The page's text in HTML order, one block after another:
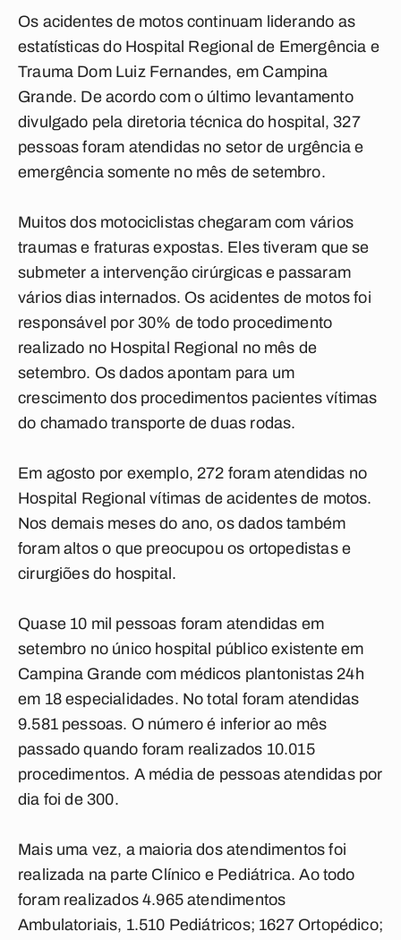
Os acidentes de motos continuam liderando as
estatísticas do Hospital Regional de Emergência e
Trauma Dom Luiz Fernandes, em Campina
Grande. De acordo com o último levantamento
divulgado pela diretoria técnica do hospital, 327
pessoas foram atendidas no setor de urgência e
emergência somente no mês de setembro.
Muitos dos motociclistas chegaram com vários
traumas e fraturas expostas. Eles tiveram que se
submeter a intervenção cirúrgicas e passaram
vários dias internados. Os acidentes de motos foi
responsável por 30% de todo procedimento
realizado no Hospital Regional no mês de
setembro. Os dados apontam para um
crescimento dos procedimentos pacientes vítimas
do chamado transporte de duas rodas.
Em agosto por exemplo, 272 foram atendidas no
Hospital Regional vítimas de acidentes de motos.
Nos demais meses do ano, os dados também
foram altos o que preocupou os ortopedistas e
cirurgiões do hospital.
Quase 10 mil pessoas foram atendidas em
setembro no único hospital público existente em
Campina Grande com médicos plantonistas 24h
em 18 especialidades. No total foram atendidas
9.581 pessoas. O número é inferior ao mês
passado quando foram realizados 10.015
procedimentos. A média de pessoas atendidas por
dia foi de 300.
Mais uma vez, a maioria dos atendimentos foi
realizada na parte Clínico e Pediátrica. Ao todo
foram realizados 4.965 atendimentos
Ambulatoriais, 1.510 Pediátricos; 1627 Ortopédico;